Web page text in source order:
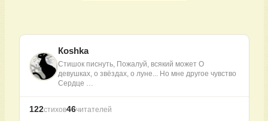
Коshkа
Стишок писнуть, Пожалуй, всякий может О
девушках, о звёздах, о луне... Но мне другое чувство
Сердце …
122стихов46читателей